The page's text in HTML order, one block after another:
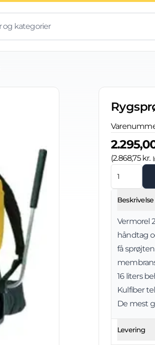
(2.868,75 kr.
Beskrivelse
Vermorel
håndtag
få
16 liters
Kulfiber
De mest
Levering